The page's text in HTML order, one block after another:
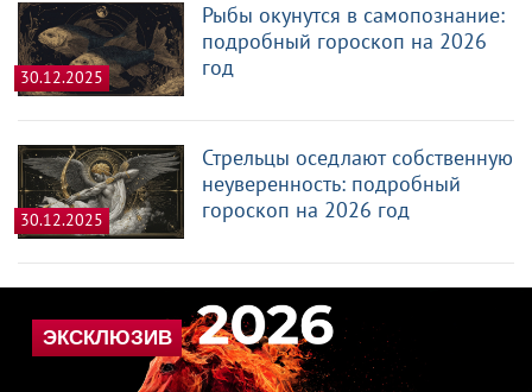
30.12.2025
Рыбы окунутся в самопознание:
подробный гороскоп на 2026
год
30.12.2025
Стрельцы оседлают собственную
неуверенность: подробный
гороскоп на 2026 год